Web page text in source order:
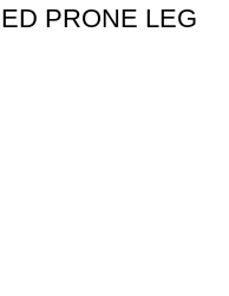
PRONE LEG